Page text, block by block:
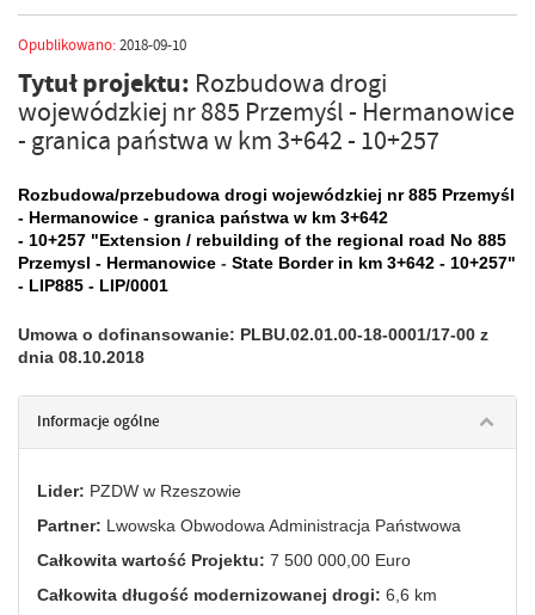
Opublikowano:2018-09-10
Tytuł projektu: Rozbudowa drogi
wojewódzkiej nr 885 Przemyśl - Hermanowice
- granica państwa w km 3+642 - 10+257
Rozbudowa/przebudowa drogi wojewódzkiej nr 885 Przemyśl
- Hermanowice - granica państwa w km 3+642
- 10+257 "Extension / rebuilding of the regional road No 885
Przemysl - Hermanowice - State Border in km 3+642 - 10+257"
- LIP885 - LIP/0001
Umowa o dofinansowanie: PLBU.02.01.00-18-0001/17-00 z
dnia 08.10.2018
Informacje ogólne
Lider: PZDW w Rzeszowie
Partner: Lwowska Obwodowa Administracja Państwowa
Całkowita wartość Projektu: 7 500 000,00 Euro
Całkowita długość modernizowanej drogi: 6,6 km